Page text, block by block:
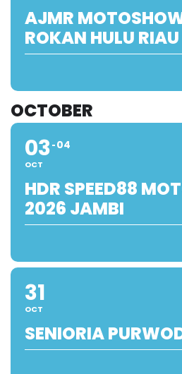
AJMR
ROKAN HULU RIAU
OCTOBER
03
OCT
04
HDR SPEED88
2026 JAMBI
31
OCT
SENIORIA